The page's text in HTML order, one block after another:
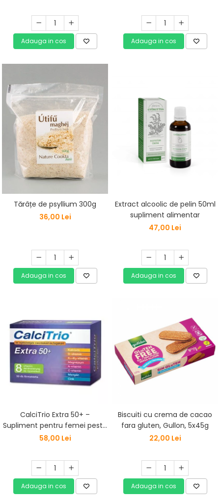
Adauga in cos Adauga in cos
Tărâțe de psyllium 300g
36,00 Lei
Adauga in cos
Extract alcoolic de pelin 50ml
supliment alimentar
47,00 Lei
Adauga in cos
CalciTrio Extra 50+ –
Supliment pentru femei peste
50 ani, cu calciu, magneziu și
58,00 Lei
Adauga in cos
Biscuiti cu crema de cacao
fara gluten, Gullon, 5x45g
22,00 Lei
Adauga in cos